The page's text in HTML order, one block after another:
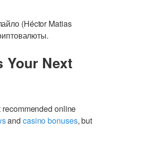
(Héctor Matias
Your Next
online
and casino bonuses, but